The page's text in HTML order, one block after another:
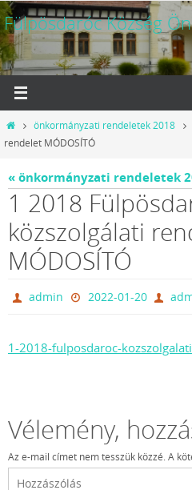
Megszakítás
Fülpösdaróc Község
Otthonönkormányzati rendeletek 2018
rendelet MÓDOSÍTÓ
« önkormányzati rendeletek
1 2018
közszolgálati
MÓDOSÍTÓ
admin 2022-01-20
1-2018-fulposdaroc-
Vélemény,
Az e-mail címet nem tesszük közzé.A